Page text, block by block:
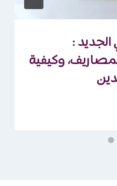
:
وكيفية